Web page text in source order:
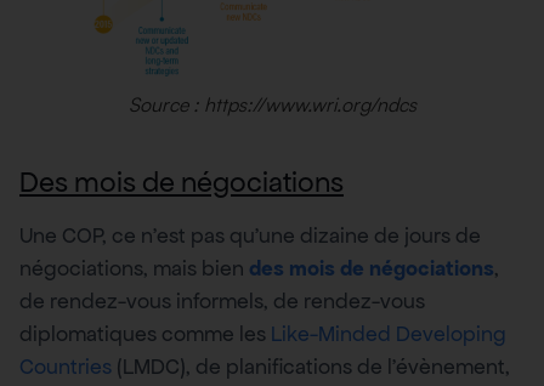
Source : https://www.wri.org/ndcs
Des mois de négociations
Une COP, ce n’est pas qu’une dizaine de jours de
négociations, mais bien des mois de négociations,
de rendez-vous informels, de rendez-vous
diplomatiques comme les Like-Minded Developing
Countries (LMDC), de planifications de l’évènement,